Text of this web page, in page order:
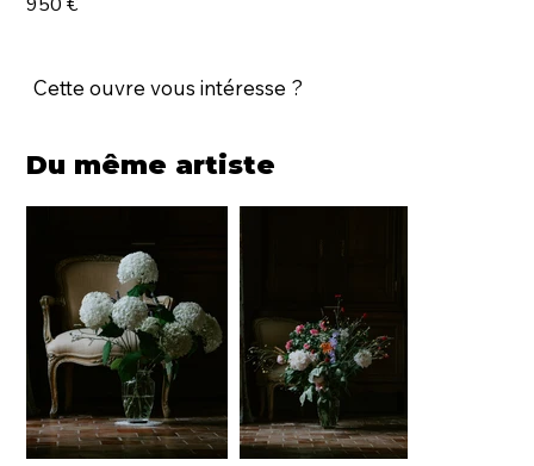
950 €
Cette ouvre vous intéresse ?
Du même artiste